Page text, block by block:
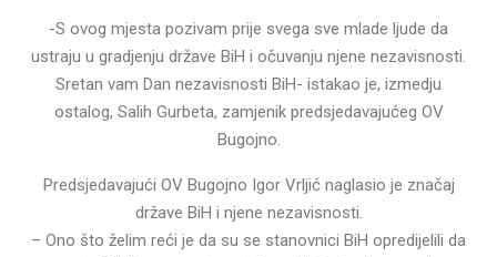
-S ovog mjesta pozivam prije svega sve mlade ljude da
ustraju u gradjenju države BiH i očuvanju njene nezavisnosti.
Sretan vam Dan nezavisnosti BiH- istakao je, izmedju
ostalog, Salih Gurbeta, zamjenik predsjedavajućeg OV
Bugojno.
Predsjedavajući OV Bugojno Igor Vrljić naglasio je značaj
države BiH i njene nezavisnosti.
– Ono što želim reći je da su se stanovnici BiH opredijelili da